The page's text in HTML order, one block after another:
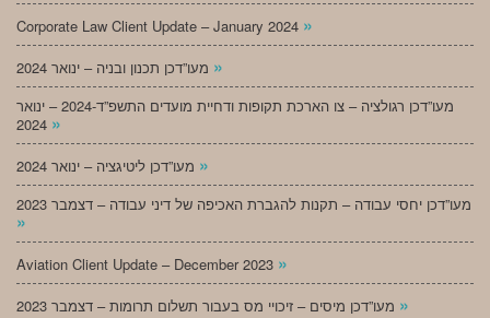
Corporate Law Client Update – January 2024 »
»
מעו”דכן רגולציה – צו הארכת תקופות ודחיית מועדים התשפ”ד-2024 – ינואר
»
»
מעו”דכן יחסי עבודה – תקנות להגברת האכיפה של דיני עבודה – דצמבר 2023
»
Aviation Client Update – December 2023 »
»